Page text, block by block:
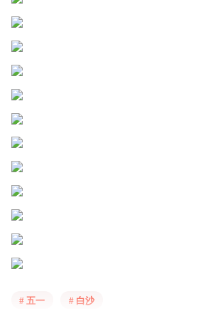
# 五一 # 白沙